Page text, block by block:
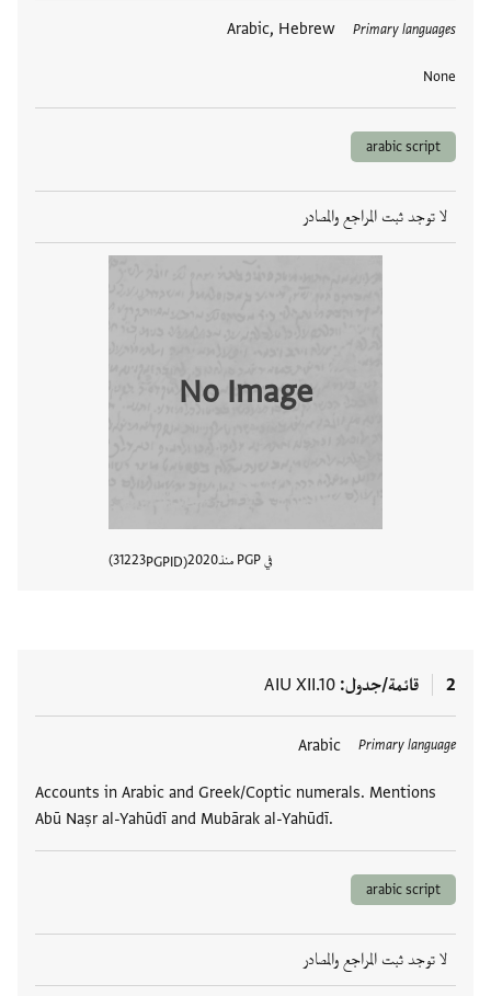
Primary languages
Arabic, Hebrew
None
العلامات
arabic script
لا توجد ثبت المراجع والمصادر
No Image
في PGP منذ 2020
PGPID
31223
2 قائمة/جدول AIU XII.10
Primary language
Arabic
Accounts in Arabic and Greek/Coptic numerals. Mentions
Abū Naṣr al-Yahūdī and Mubārak al-Yahūdī.
العلامات
arabic script
لا توجد ثبت المراجع والمصادر